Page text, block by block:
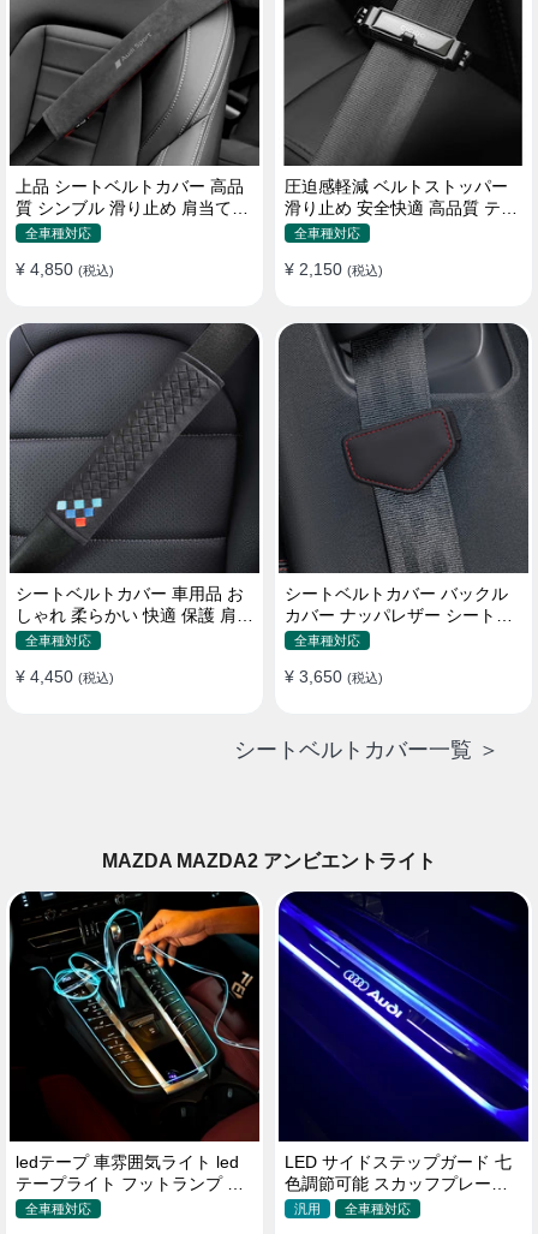
上品 シートベルトカバー 高品
質 シンブル 滑り止め 肩当てパ
ッド 圧迫感軽減
全車種対応
¥ 4,850 (税込)
圧迫感軽減 ベルトストッパー
滑り止め 安全快適 高品質 テー
プクリップ 快適 2個セット
全車種対応
¥ 2,150 (税込)
シートベルトカバー 車用品 お
しゃれ 柔らかい 快適 保護 肩当
てパッド 圧迫感軽減
全車種対応
¥ 4,450 (税込)
シートベルトカバー バックル
カバー ナッパレザー シートベ
ルトパッド 異音防止 傷防止 マ
全車種対応
¥ 3,650 (税込)
シートベルトカバー一覧 ＞
MAZDA MAZDA2 アンビエントライト
ledテープ 車雰囲気ライト led
テープライト フットランプ 車
内装飾 USB 3メートル
全車種対応
LED サイドステップガード 七
色調節可能 スカッフプレート
汎用 全車種対応